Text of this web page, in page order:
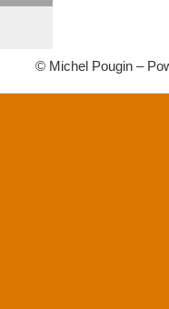
© Michel Pougin –